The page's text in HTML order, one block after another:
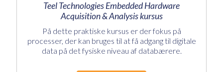
Teel Technologies Embedded Hardware
Acquisition & Analysis kursus
På dette praktiske kursus er der fokus på
processer, der kan bruges til at få adgang til digitale
data på det fysiske niveau af databærere.